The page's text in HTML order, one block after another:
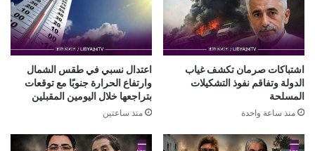
اشتباكات صرمان تكشف غياب
الدولة وتفاقم نفوذ التشكيلات
المسلحة
منذ ساعة واحدة
اعتدال نسبي في طقس الشمال
وارتفاع الحرارة جنوبًا مع توقعات
بتراجعها خلال اليومين المقبلين
منذ ساعتين